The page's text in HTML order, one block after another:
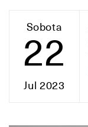
Sobota
22
Jul 2023